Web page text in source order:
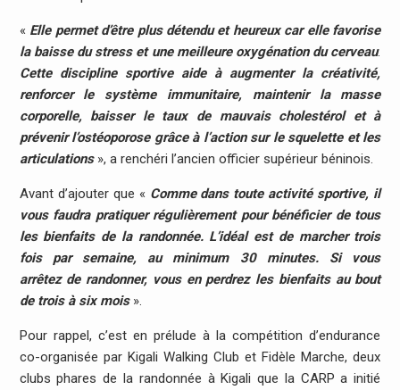
« Elle permet d’être plus détendu et heureux car elle favorise
la baisse du stress et une meilleure oxygénation du cerveau.
Cette discipline sportive aide à augmenter la créativité,
renforcer le système immunitaire, maintenir la masse
corporelle, baisser le taux de mauvais cholestérol et à
prévenir l’ostéoporose grâce à l’action sur le squelette et les
articulations», a renchéri l’ancien officier supérieur béninois.
Avant d’ajouter que « Comme dans toute activité sportive, il
vous faudra pratiquer régulièrement pour bénéficier de tous
les bienfaits de la randonnée. L’idéal est de marcher trois
fois par semaine, au minimum 30 minutes. Si vous
arrêtez de randonner, vous en perdrez les bienfaits au bout
de trois à six mois».
Pour rappel, c’est en prélude à la compétition d’endurance
co-organisée par Kigali Walking Club et Fidèle Marche, deux
clubs phares de la randonnée à Kigali que la CARP a initié